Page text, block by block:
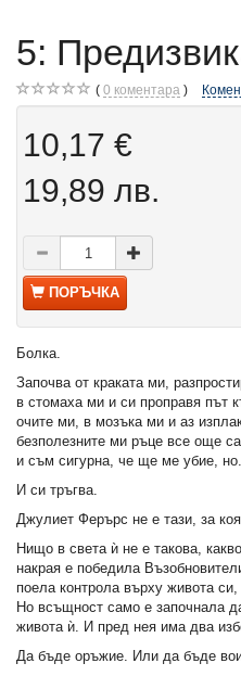
5:
0 коментара
10,17 €
19,89 лв.
ПОРЪЧКА
Болка.
Започва от краката ми,
в стомаха ми и си проправя път
очите ми, в мозъка ми и аз
безполезните ми ръце все още
и съм сигурна, че ще ме убие,
И си тръгва.
Джулиет Ферърс не е тази, за
Нищо в света ѝ не е такова,
накрая е победила
поела контрола върху живота
Но всъщност само е започнала
живота ѝ. И пред нея има два
Да бъде оръжие. Или да бъде